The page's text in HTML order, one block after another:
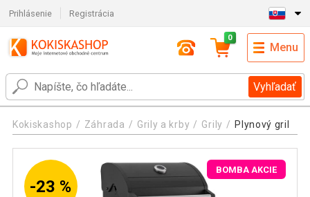
Prihlásenie Registrácia
Vyhľadať
0
Menu
Kokiskashop Záhrada Grily a krby Grily Plynový gril
-23 %
BOMBA AKCIE